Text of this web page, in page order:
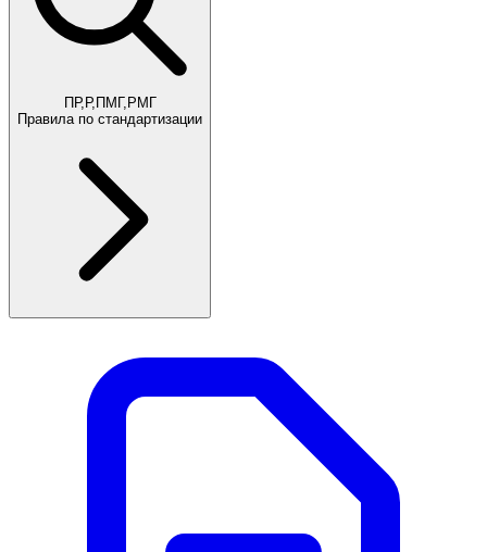
ПР,Р,ПМГ,РМГ
Правила по стандартизации